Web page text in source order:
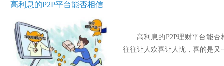
高利息的P2P平台能否相信
高利息的P2P理财平台能
往往让人欢喜让人忧，喜的是又